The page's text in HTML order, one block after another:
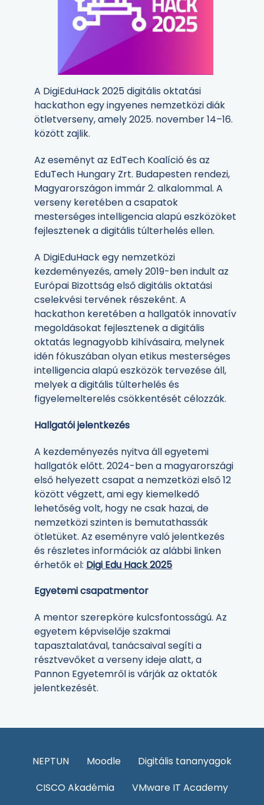
A DigiEduHack 2025 digitális oktatási
hackathon egy ingyenes nemzetközi diák
ötletverseny, amely 2025. november 14–16.
között zajlik.
Az eseményt az EdTech Koalíció és az
EduTech Hungary Zrt. Budapesten rendezi,
Magyarországon immár 2. alkalommal. A
verseny keretében a csapatok
mesterséges intelligencia alapú eszközöket
fejlesztenek a digitális túlterhelés ellen.
A DigiEduHack egy nemzetközi
kezdeményezés, amely 2019-ben indult az
Európai Bizottság első digitális oktatási
cselekvési tervének részeként. A
hackathon keretében a hallgatók innovatív
megoldásokat fejlesztenek a digitális
oktatás legnagyobb kihívásaira, melynek
idén fókuszában olyan etikus mesterséges
intelligencia alapú eszközök tervezése áll,
melyek a digitális túlterhelés és
figyelemelterelés csökkentését célozzák.
Hallgatói jelentkezés
A kezdeményezés nyitva áll egyetemi
hallgatók előtt. 2024-ben a magyarországi
első helyezett csapat a nemzetközi első 12
között végzett, ami egy kiemelkedő
lehetőség volt, hogy ne csak hazai, de
nemzetközi szinten is bemutathassák
ötletüket. Az eseményre való jelentkezés
és részletes információk az alábbi linken
érhetők el: Digi Edu Hack 2025
Egyetemi csapatmentor
A mentor szerepköre kulcsfontosságú. Az
egyetem képviselője szakmai
tapasztalatával, tanácsaival segíti a
résztvevőket a verseny ideje alatt, a
Pannon Egyetemről is várják az oktatók
jelentkezését.
NEPTUN Moodle
Digitális tananyagok
CISCO Akadémia
VMware IT Academy